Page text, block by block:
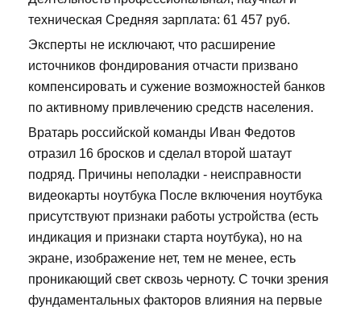
техническая Средняя зарплата: 61 457 руб.
Эксперты не исключают, что расширение
источников фондирования отчасти призвано
компенсировать и сужение возможностей банков
по активному привлечению средств населения.
Вратарь российской команды Иван Федотов
отразил 16 бросков и сделал второй шатаут
подряд. Причины неполадки - неисправности
видеокарты ноутбука После включения ноутбука
присутствуют признаки работы устройства (есть
индикация и признаки старта ноутбука), но на
экране, изображение нет, тем не менее, есть
проникающий свет сквозь черноту. С точки зрения
фундаментальных факторов влияния на первые